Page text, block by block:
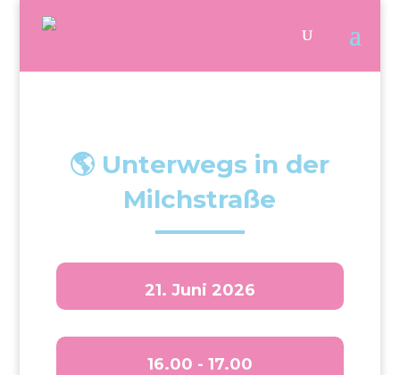
🌎 Unterwegs in der
Milchstraße
21. Juni 2026
16.00 - 17.00